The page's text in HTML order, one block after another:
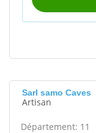
Sarl samo Caves
Artisan
Département: 11